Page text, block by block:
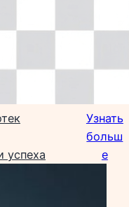
успеха
Узнать
больш
е